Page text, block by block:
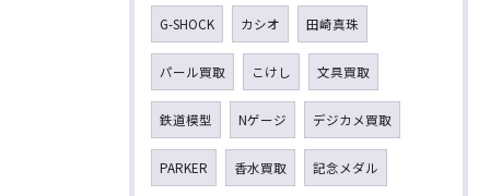
G-SHOCK カシオ 田崎真珠
パール買取 こけし 文具買取
鉄道模型 Nゲージ デジカメ買取
PARKER 香水買取 記念メダル